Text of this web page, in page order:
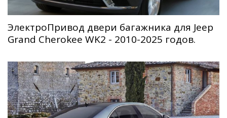
ЭлектроПривод двери багажника для Jeep
Grand Cherokee WK2 - 2010-2025 годов.